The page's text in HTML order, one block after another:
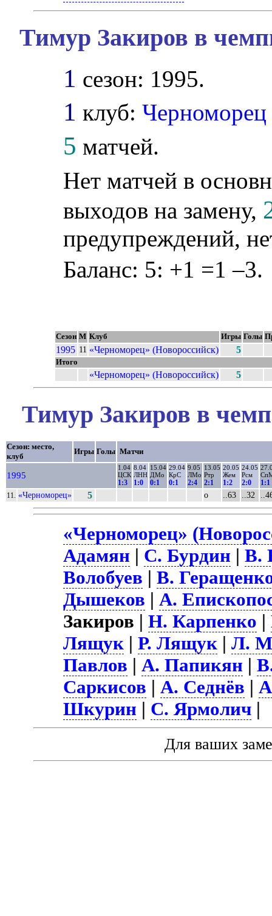
Тимур Закиров в
1 сезон: 1995.
1 клуб:Черноморец
5 матчей.
Нет матчей в
выходов на замену,
предупреждений,
Баланс: 5: +1 =1 –3.
Сезон М Клуб Игры Голы
1995 11 «Черноморец» (Новороссийск) 5
Итого
«Черноморец» (Новороссийск) 5
Тимур Закиров в
Сезон: место,
клуб
Игры Голы Матчи
1995
1.04
ЦСК
1:3
8.04
ЛНН
1:0
15.04
ДМо
0:1
29.04
КрС
0:1
9.05
ЛМо
2:4
13.05
Ртр
2:1
20.05
Жем
1:2
24.05
Рсм
2:0 1:1
11. «Черноморец» 5 о ..63 ..32
«Черноморец»
Адамян | С. Бурдин |В.
Волобуев |В.
Дышеков |А.
Закиров |Н. Карпенко |
Лящук |Р. Лящук |Л.
Павлов |А. Папикян |
Саркисов |А. Седнёв |
Шкурин | С. Ярмолич |
Для ваших